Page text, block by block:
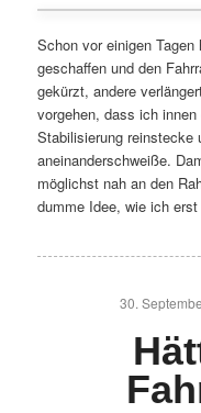
Schon vor einigen
geschaffen und den
gekürzt, andere
vorgehen, dass ich
Stabilisierung reinstecke
aneinanderschweiße.
möglichst nah an den
dumme Idee, wie ich
30.